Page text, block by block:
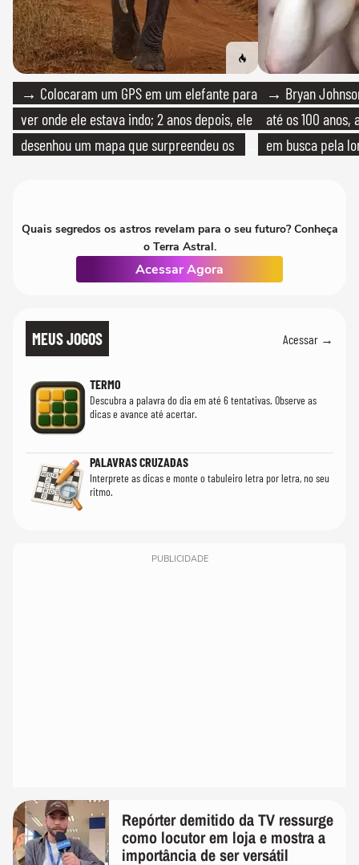
→ Colocaram um GPS em um elefante para
ver onde ele estava indo; 2 anos depois, ele
desenhou um mapa que surpreendeu os
→ Bryan
até os 100
em busca pela
Quais segredos os astros revelam para o seu futuro? Conheça
o Terra Astral.
Acessar Agora
MEUS JOGOS Acessar →
TERMO
Descubra a palavra do dia em até 6 tentativas. Observe as
dicas e avance até acertar.
PALAVRAS CRUZADAS
Interprete as dicas e monte o tabuleiro letra por letra, no seu
ritmo.
PUBLICIDADE
Repórter demitido da TV ressurge
como locutor em loja e mostra a
importância de ser versátil